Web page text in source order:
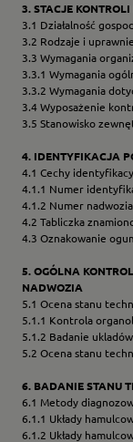
3. STACJE
3.1 Działalność
3.2 Rodzaje i
3.3 Wymagania
3.3.1 Wymagania
3.3.2 Wymagania
3.4 Wyposażenie
3.5 Stanowisko
4. IDENTYFIKACJA
4.1 Cechy
4.1.1 Numer
4.1.2 Numer
4.2 Tabliczka
4.3 Oznakowanie
5. OGÓLNA
NADWOZIA
5.1 Ocena stanu
5.1.1 Kontrola
5.1.2 Badanie
5.2 Ocena stanu
6. BADANIE STANU
6.1 Metody
6.1.1 Układy
6.1.2 Układy